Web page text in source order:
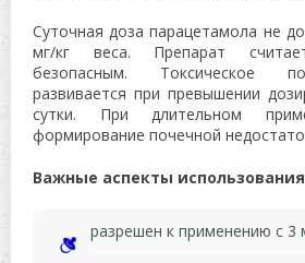
Суточная доза парацетамола не
мг/кг веса. Препарат
безопасным. Токсическое
развивается при превышении
сутки. При длительном
формирование почечной
Важные аспекты
разрешен к применению с 3